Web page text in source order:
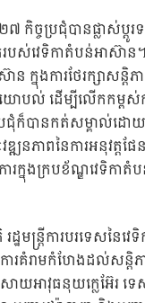
កិច្ចប្រជុំបានផ្លាស់ប្តូ
ស់វេទិកាតំបន់អាស៊ាន
ក្នុងការថែរក្សាសន្
យោបល់ ដើម្បីលើកកម្ព
ក៏បានកត់សម្គាល់ដោយ
ឍនភាពនៃការអនុវត្
ក្នុងក្របខ័ណ្ឌវេទិកាតំ
ដ្ឋមន្ត្រីការបរទេសន
រគំរាមកំហែងដល់សន្តិភ
សាយអាវុធនុយក្លេអ៊ែរ